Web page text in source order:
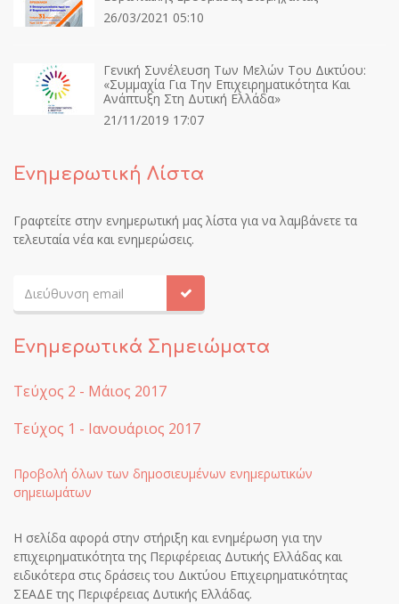
26/03/2021 05:10
Γενική Συνέλευση Των Μελών Του Δικτύου:
«Συμμαχία Για Την Επιχειρηματικότητα Και
Ανάπτυξη Στη Δυτική Ελλάδα»
21/11/2019 17:07
Ενημερωτική Λίστα
Γραφτείτε στην ενημερωτική μας λίστα για να λαμβάνετε τα
τελευταία νέα και ενημερώσεις.
Ενημερωτικά Σημειώματα
Τεύχος 2 - Μάιος 2017
Τεύχος 1 - Ιανουάριος 2017
Προβολή όλων των δημοσιευμένων ενημερωτικών
σημειωμάτων
Η σελίδα αφορά στην στήριξη και ενημέρωση για την
επιχειρηματικότητα της Περιφέρειας Δυτικής Ελλάδας και
ειδικότερα στις δράσεις του Δικτύου Επιχειρηματικότητας
ΣΕΑΔΕ της Περιφέρειας Δυτικής Ελλάδας.